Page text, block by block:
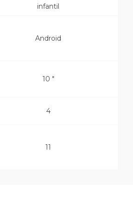
infantil
Android
10 "
4
11